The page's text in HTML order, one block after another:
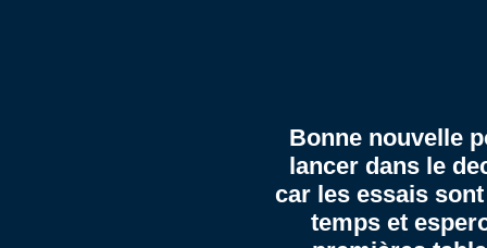
Bonne nouvelle
lancer dans le
car les essais
temps et